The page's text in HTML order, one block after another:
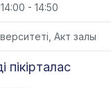
- 14:50
Акт залы
пікірталас